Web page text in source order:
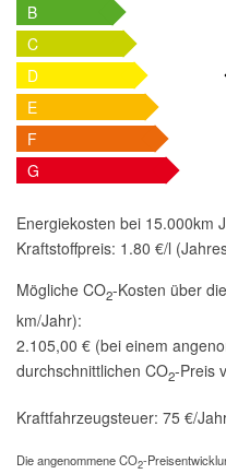
B
C
D
E
F
G
Energiekosten bei 15.000km
Kraftstoffpreis: 1.80 €/l
Mögliche CO2-Kosten über
km/Jahr):
2.105,00 € (bei einem
durchschnittlichen CO2-Preis
Kraftfahrzeugsteuer: 75 €/
Die angenommene CO2-